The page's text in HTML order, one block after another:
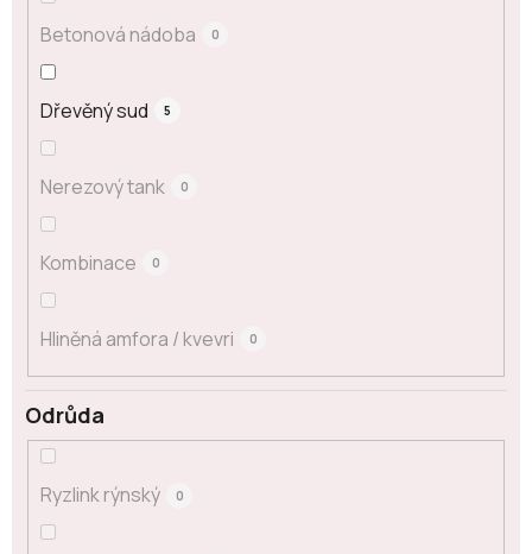
Odrůda
Ryzlink rýnský 0
Betonová nádoba 0
Dřevěný sud 5
Nerezový tank 0
Kombinace 0
Hliněná amfora / kvevri 0